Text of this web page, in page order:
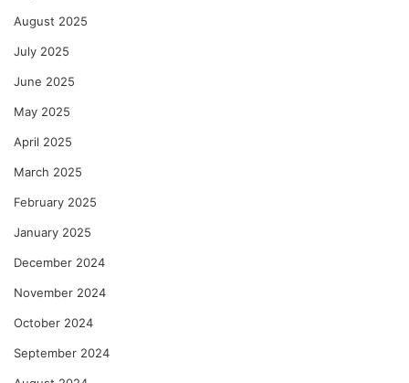
August 2025
July 2025
June 2025
May 2025
April 2025
March 2025
February 2025
January 2025
December 2024
November 2024
October 2024
September 2024